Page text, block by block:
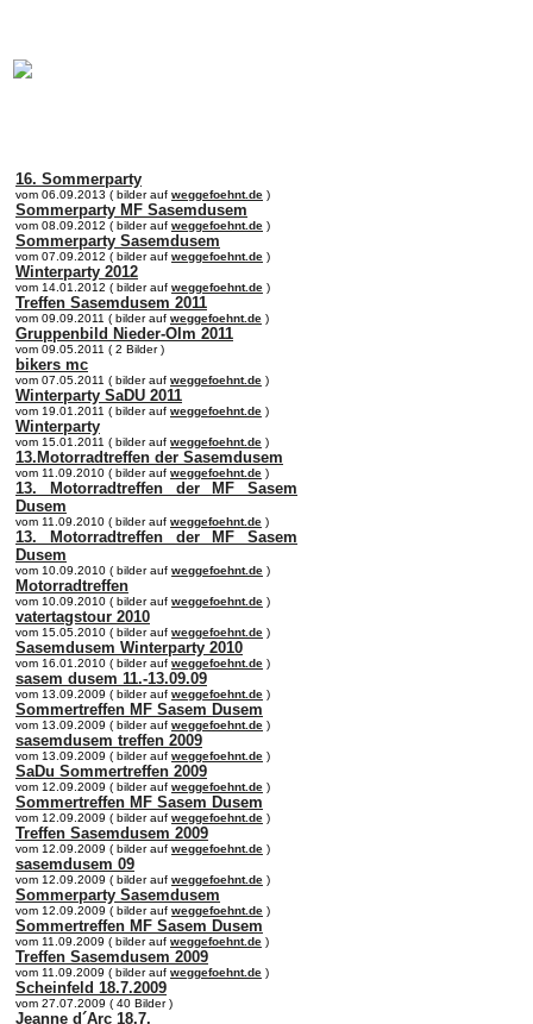
16. Sommerparty
vom 06.09.2013 ( bilder auf weggefoehnt.de )
Sommerparty MF Sasemdusem
vom 08.09.2012 ( bilder auf weggefoehnt.de )
Sommerparty Sasemdusem
vom 07.09.2012 ( bilder auf weggefoehnt.de )
Winterparty 2012
vom 14.01.2012 ( bilder auf weggefoehnt.de )
Treffen Sasemdusem 2011
vom 09.09.2011 ( bilder auf weggefoehnt.de )
Gruppenbild Nieder-Olm 2011
vom 09.05.2011 ( 2 Bilder )
bikers mc
vom 07.05.2011 ( bilder auf weggefoehnt.de )
Winterparty SaDU 2011
vom 19.01.2011 ( bilder auf weggefoehnt.de )
Winterparty
vom 15.01.2011 ( bilder auf weggefoehnt.de )
13.Motorradtreffen der Sasemdusem
vom 11.09.2010 ( bilder auf weggefoehnt.de )
13. Motorradtreffen der MF Sasem
Dusem
vom 11.09.2010 ( bilder auf weggefoehnt.de )
13. Motorradtreffen der MF Sasem
Dusem
vom 10.09.2010 ( bilder auf weggefoehnt.de )
Motorradtreffen
vom 10.09.2010 ( bilder auf weggefoehnt.de )
vatertagstour 2010
vom 15.05.2010 ( bilder auf weggefoehnt.de )
Sasemdusem Winterparty 2010
vom 16.01.2010 ( bilder auf weggefoehnt.de )
sasem dusem 11.-13.09.09
vom 13.09.2009 ( bilder auf weggefoehnt.de )
Sommertreffen MF Sasem Dusem
vom 13.09.2009 ( bilder auf weggefoehnt.de )
sasemdusem treffen 2009
vom 13.09.2009 ( bilder auf weggefoehnt.de )
SaDu Sommertreffen 2009
vom 12.09.2009 ( bilder auf weggefoehnt.de )
Sommertreffen MF Sasem Dusem
vom 12.09.2009 ( bilder auf weggefoehnt.de )
Treffen Sasemdusem 2009
vom 12.09.2009 ( bilder auf weggefoehnt.de )
sasemdusem 09
vom 12.09.2009 ( bilder auf weggefoehnt.de )
Sommerparty Sasemdusem
vom 12.09.2009 ( bilder auf weggefoehnt.de )
Sommertreffen MF Sasem Dusem
vom 11.09.2009 ( bilder auf weggefoehnt.de )
Treffen Sasemdusem 2009
vom 11.09.2009 ( bilder auf weggefoehnt.de )
Scheinfeld 18.7.2009
vom 27.07.2009 ( 40 Bilder )
Jeanne d´Arc 18.7.